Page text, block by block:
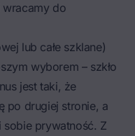
do
lub całe szklane)
wyborem – szkło
jest taki, że
po drugiej stronie, a
sobie prywatność. Z